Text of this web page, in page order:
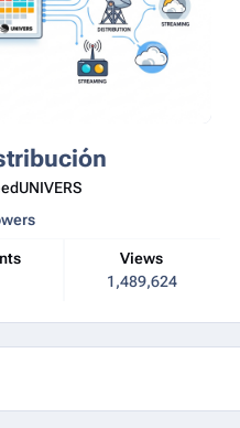
Views
1,489,624